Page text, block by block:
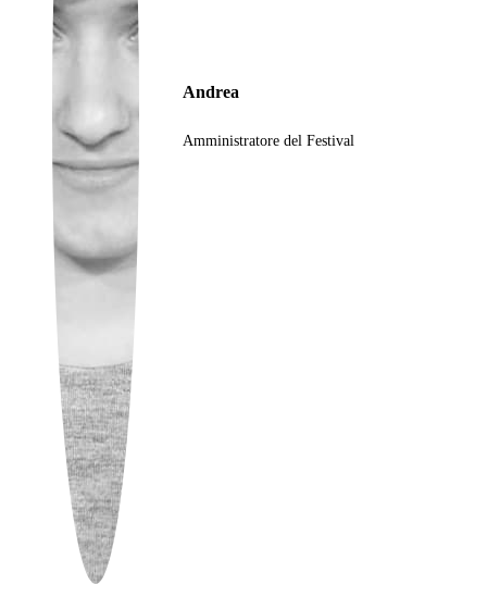
Ukrainian
Andrea
Amministratore del Festival